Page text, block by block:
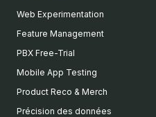
Web Experimentation
Feature Management
PBX Free-Trial
Mobile App Testing
Product Reco & Merch
Précision des données